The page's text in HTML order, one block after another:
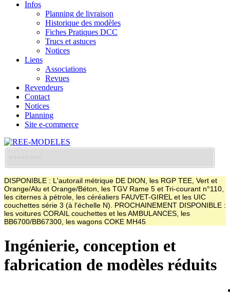
Infos
Planning de livraison
Historique des modèles
Fiches Pratiques DCC
Trucs et astuces
Notices
Liens
Associations
Revues
Revendeurs
Contact
Notices
Planning
Site e-commerce
DISPONIBLE : L'autorail métrique DE DION, les RGP TEE, Vert et
Orange/Alu et Orange/Béton, les TGV Rame 5 et Tri-courant n°110,
les citernes à pétrole, les céréaliers FAUVET-GIREL et les UIC
couchettes série 3 (à l'échelle N). PROCHAINEMENT DISPONIBLE :
les voitures CORAIL couchettes et les AMBULANCES, les
BB6700/BB67300, les wagons COKE MH45
Ingénierie, conception et
fabrication de modèles réduits